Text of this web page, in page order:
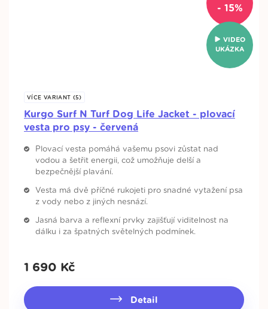
- 15%
VIDEO
UKÁZKA
VÍCE VARIANT (5)
Kurgo Surf N Turf Dog Life Jacket - plovací
vesta pro psy - červená
Plovací vesta pomáhá vašemu psovi zůstat nad
vodou a šetřit energii, což umožňuje delší a
bezpečnější plavání.
Vesta má dvě příčné rukojeti pro snadné vytažení psa
z vody nebo z jiných nesnází.
Jasná barva a reflexní prvky zajišťují viditelnost na
dálku i za špatných světelných podmínek.
1 690 Kč
Detail